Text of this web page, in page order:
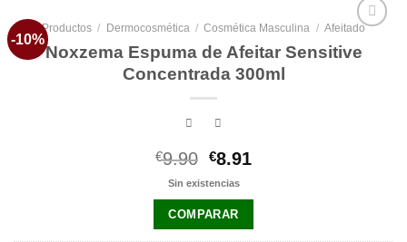
-10%
a la
Productos / Dermocosmética / Cosmética Masculina / Afeitado
Noxzema Espuma de Afeitar Sensitive
Concentrada 300ml
€9.90 El
precio
era:
€9.90.
€8.91
€8.91.
Sin existencias
COMPARAR